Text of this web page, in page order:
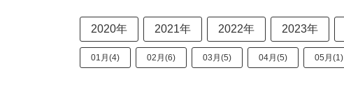
2020年 2021年 2022年 2023年
01月(4) 02月(6) 03月(5) 04月(5) 05月(1)